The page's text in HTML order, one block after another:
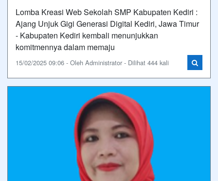
Lomba Kreasi Web Sekolah SMP Kabupaten Kediri :
Ajang Unjuk Gigi Generasi Digital Kediri, Jawa Timur
- Kabupaten Kediri kembali menunjukkan
komitmennya dalam memaju
15/02/2025 09:06 - Oleh Administrator - Dilihat 444 kali